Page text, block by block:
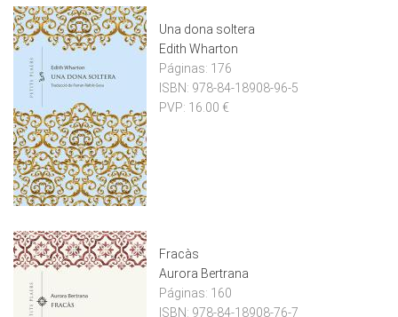
Una dona soltera
Edith Wharton
Páginas: 176
ISBN: 978-84-18908-96-5
PVP: 16.00 €
Fracàs
Aurora Bertrana
Páginas: 160
ISBN: 978-84-18908-76-7